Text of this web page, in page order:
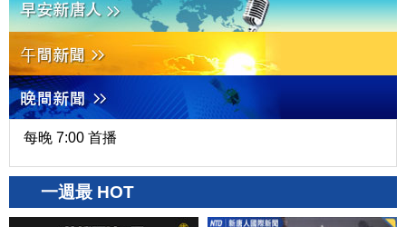
每晚 7:00 首播
一週最 HOT